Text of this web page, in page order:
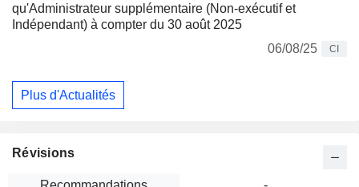
qu'Administrateur supplémentaire (Non-exécutif et
Indépendant) à compter du 30 août 2025
06/08/25
CI
Plus d'Actualités
Révisions